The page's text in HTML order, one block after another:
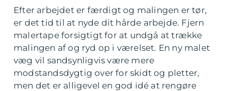
Efter arbejdet er færdigt og malingen er tør,
er det tid til at nyde dit hårde arbejde. Fjern
malertape forsigtigt for at undgå at trække
malingen af og ryd op i værelset. En ny malet
væg vil sandsynligvis være mere
modstandsdygtig over for skidt og pletter,
men det er alligevel en god idé at rengøre